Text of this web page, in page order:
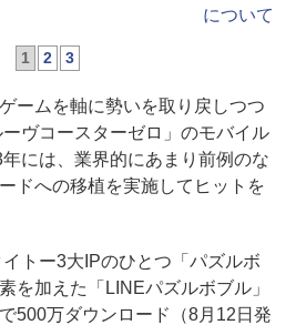
について
1 2 3
ームを軸に勢いを取り戻しつつ
ヴコースターゼロ」のモバイル
には、業界的にあまり前例のな
ドへの移植を実施してヒットを
トー3大IPのひとつ「パズルボ
を加えた「LINEパズルボブル」
500万ダウンロード（8月12日発